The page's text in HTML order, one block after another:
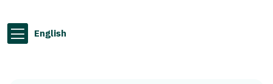
English